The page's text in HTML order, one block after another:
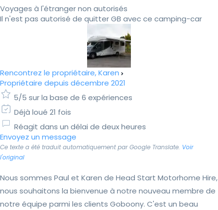
Voyages à l'étranger non autorisés
Il n'est pas autorisé de quitter GB avec ce camping-car
Rencontrez le propriétaire, Karen
Propriétaire depuis décembre 2021
5/5 sur la base de 6 expériences
Déjà loué 21 fois
Réagit dans un délai de deux heures
Envoyez un message
Ce texte a été traduit automatiquement par Google Translate. Voir
l'original
Nous sommes Paul et Karen de Head Start Motorhome Hire,
nous souhaitons la bienvenue à notre nouveau membre de
notre équipe parmi les clients Goboony. C'est un beau